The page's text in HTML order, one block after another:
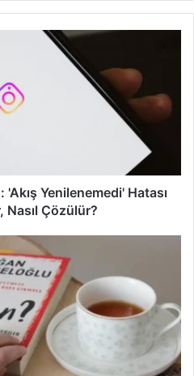
b
s
e
s
Yenilenemedi' Hatası
Nasıl Çözülür?